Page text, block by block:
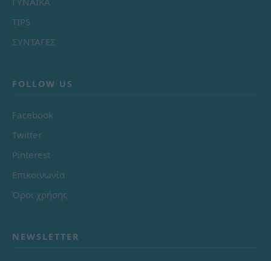
TIPS
ΣΥΝΤΑΓΕΣ
FOLLOW US
Facebook
Twitter
Pinterest
Επικοινωνία
Όροι χρήσης
NEWSLETTER